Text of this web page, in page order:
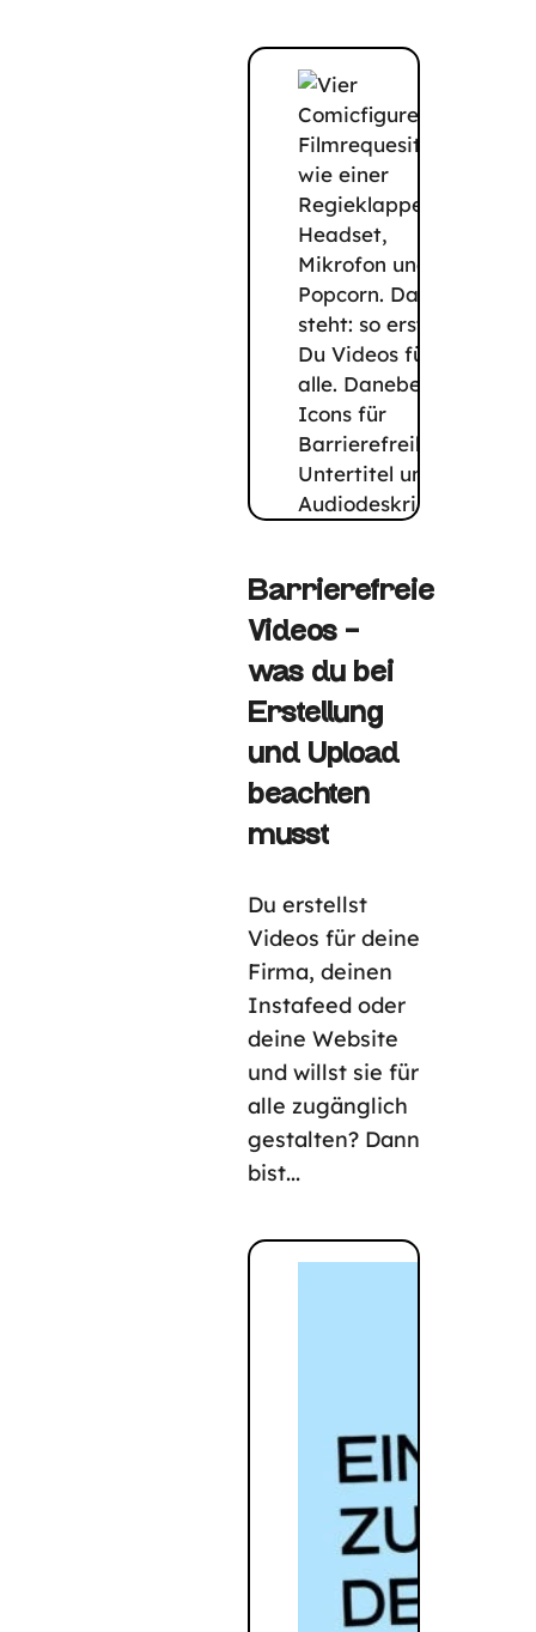
Barrierefreie
Videos –
was du bei
Erstellung
und Upload
beachten
musst
Du erstellst
Videos für deine
Firma, deinen
Instafeed oder
deine Website
und willst sie für
alle zugänglich
gestalten? Dann
bist...